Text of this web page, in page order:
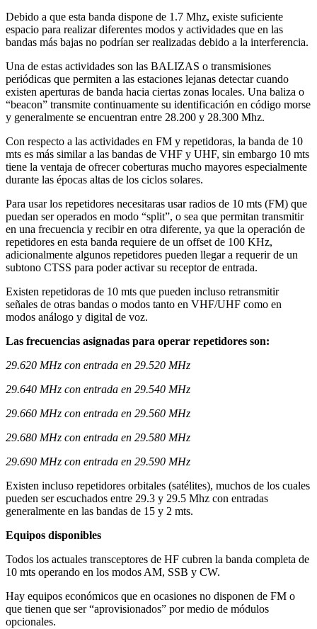
Debido a que esta banda dispone de 1.7 Mhz, existe suficiente
espacio para realizar diferentes modos y actividades que en las
bandas más bajas no podrían ser realizadas debido a la interferencia.
Una de estas actividades son las BALIZAS o transmisiones
periódicas que permiten a las estaciones lejanas detectar cuando
existen aperturas de banda hacia ciertas zonas locales. Una baliza o
“beacon” transmite continuamente su identificación en código morse
y generalmente se encuentran entre 28.200 y 28.300 Mhz.
Con respecto a las actividades en FM y repetidoras, la banda de 10
mts es más similar a las bandas de VHF y UHF, sin embargo 10 mts
tiene la ventaja de ofrecer coberturas mucho mayores especialmente
durante las épocas altas de los ciclos solares.
Para usar los repetidores necesitaras usar radios de 10 mts (FM) que
puedan ser operados en modo “split”, o sea que permitan transmitir
en una frecuencia y recibir en otra diferente, ya que la operación de
repetidores en esta banda requiere de un offset de 100 KHz,
adicionalmente algunos repetidores pueden llegar a requerir de un
subtono CTSS para poder activar su receptor de entrada.
Existen repetidoras de 10 mts que pueden incluso retransmitir
señales de otras bandas o modos tanto en VHF/UHF como en
modos análogo y digital de voz.
Las frecuencias asignadas para operar repetidores son:
29.620 MHz con entrada en 29.520 MHz
29.640 MHz con entrada en 29.540 MHz
29.660 MHz con entrada en 29.560 MHz
29.680 MHz con entrada en 29.580 MHz
29.690 MHz con entrada en 29.590 MHz
Existen incluso repetidores orbitales (satélites), muchos de los cuales
pueden ser escuchados entre 29.3 y 29.5 Mhz con entradas
generalmente en las bandas de 15 y 2 mts.
Equipos disponibles
Todos los actuales transceptores de HF cubren la banda completa de
10 mts operando en los modos AM, SSB y CW.
Hay equipos económicos que en ocasiones no disponen de FM o
que tienen que ser “aprovisionados” por medio de módulos
opcionales.